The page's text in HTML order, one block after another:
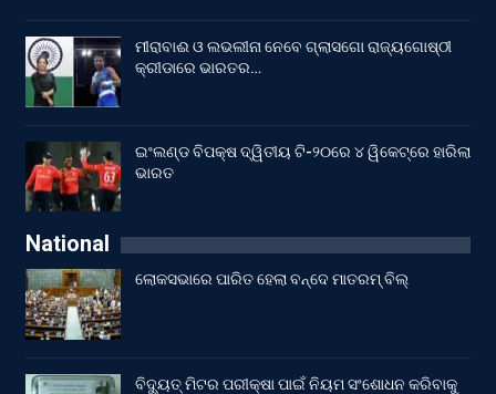
ମୀରାବାଈ ଓ ଲଭଲୀନା ନେବେ ଗ୍ଲାସଗୋ ରାଜ୍ୟଗୋଷ୍ଠୀ
କ୍ରୀଡାରେ ଭାରତର…
ଇଂଲଣ୍ଡ ବିପକ୍ଷ ଦ୍ୱିତୀୟ ଟି-୨୦ରେ ୪ ୱିକେଟ୍‌ରେ ହାରିଲା
ଭାରତ
National
ଲୋକସଭାରେ ପାରିତ ହେଲା ବନ୍ଦେ ମାତରମ୍‌ ବିଲ୍‌
ବିଦ୍ୟୁତ୍ ମିଟର ପରୀକ୍ଷା ପାଇଁ ନିୟମ ସଂଶୋଧନ କରିବାକୁ